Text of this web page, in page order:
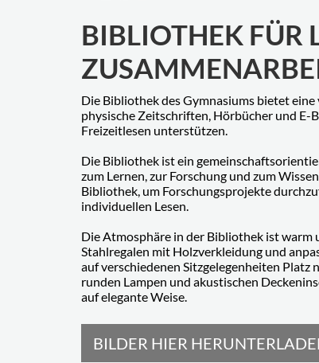
BIBLIOTHEK FÜR
Die Bibliothek des Gymnasiums bietet
physische Zeitschriften, Hörbücher und E-
Freizeitlesen unterstützen.
Die Bibliothek ist ein
zum Lernen, zur Forschung und zum
Bibliothek, um Forschungsprojekte
individuellen Lesen.
Die Atmosphäre in der Bibliothek ist
Stahlregalen mit Holzverkleidung und
auf verschiedenen Sitzgelegenheiten Platz
runden Lampen und akustischen
auf elegante Weise.
BILDER HIER